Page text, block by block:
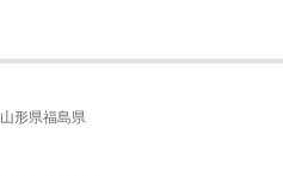
山形県福島県